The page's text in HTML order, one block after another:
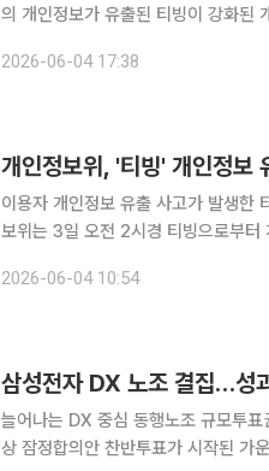
의 개인정보가 유출된 티빙이 강화된
하도록 한 개정 개인정보 보호법 시행
2026-06-04 17:38
개인정보위, '티빙' 개인정보
이용자 개인정보 유출 사고가 발생한 티
보위는 3일 오전 2시경 티빙으로부터
데이터베이스(DB)에 비인가 접근이
2026-06-04 10:54
삼성전자 DX 노조 결집…성
늘어나는 DX 중심 동행노조 규모투표권 배제 놓고 갈등
상 잠정합의안 찬반투표가 시작된 가